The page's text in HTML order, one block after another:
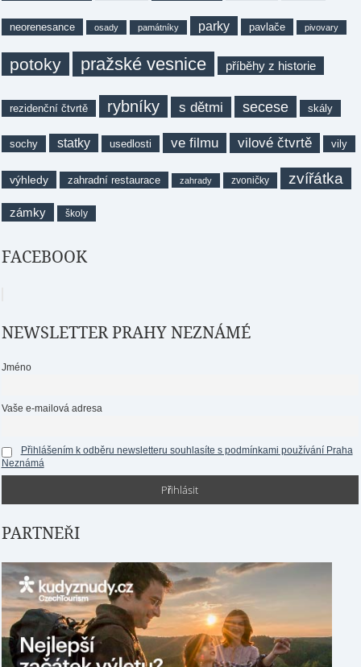
neorenesance osady památníky parky pavlače pivovary
potoky pražské vesnice příběhy z historie
rezidenční čtvrtě rybníky s dětmi secese skály
sochy statky usedlosti ve filmu vilové čtvrtě vily
výhledy zahradní restaurace zahrady zvoničky zvířátka
zámky školy
FACEBOOK
NEWSLETTER PRAHY NEZNÁMÉ
Jméno
Vaše e-mailová adresa
Přihlášením k odběru newsletteru souhlasíte s podmínkami používání Praha
Neznámá
PARTNEŘI